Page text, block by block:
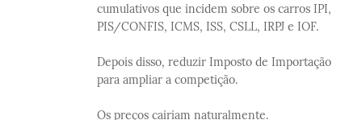
cumulativos que incidem sobre os carros IPI,
PIS/CONFIS, ICMS, ISS, CSLL, IRPJ e IOF.
Depois disso, reduzir Imposto de Importação
para ampliar a competição.
Os preços cairiam naturalmente.